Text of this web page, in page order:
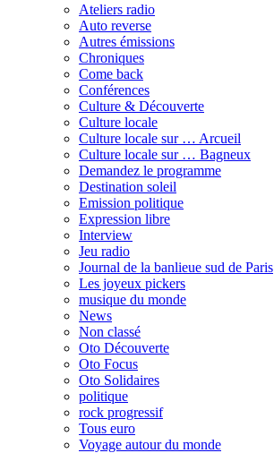
Ateliers radio
Auto reverse
Autres émissions
Chroniques
Come back
Conférences
Culture & Découverte
Culture locale
Culture locale sur … Arcueil
Culture locale sur … Bagneux
Demandez le programme
Destination soleil
Emission politique
Expression libre
Interview
Jeu radio
Journal de la banlieue sud de Paris
Les joyeux pickers
musique du monde
News
Non classé
Oto Découverte
Oto Focus
Oto Solidaires
politique
rock progressif
Tous euro
Voyage autour du monde